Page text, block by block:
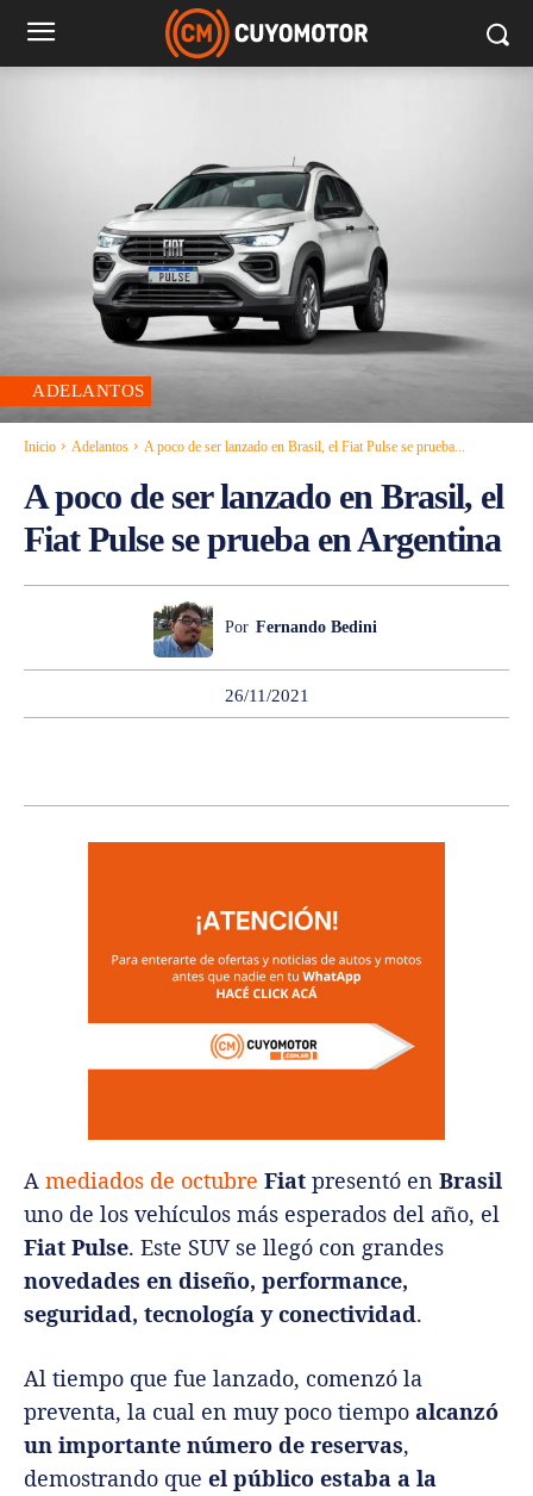
ADELANTOS
Inicio Adelantos A poco de ser lanzado en Brasil, el Fiat Pulse se prueba...
A poco de ser lanzado en Brasil, el
Fiat Pulse se prueba en Argentina
Por Fernando Bedini
26/11/2021
A mediados de octubre Fiat presentó en Brasil
uno de los vehículos más esperados del año, el
Fiat Pulse. Este SUV se llegó con grandes
novedades en diseño, performance,
seguridad, tecnología y conectividad.
Al tiempo que fue lanzado, comenzó la
preventa, la cual en muy poco tiempo alcanzó
un importante número de reservas,
demostrando que el público estaba a la